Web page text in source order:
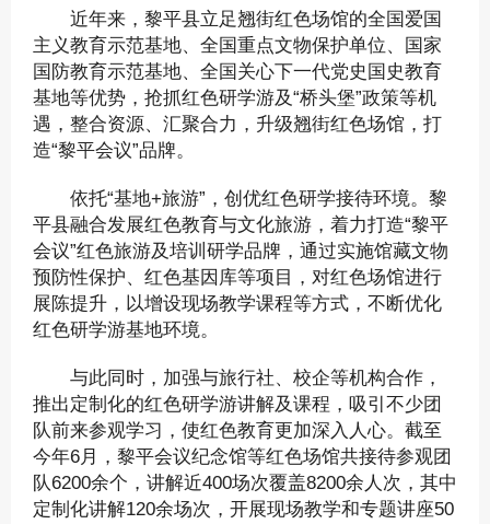
近年来，黎平县立足翘街红色场馆的全国爱国
主义教育示范基地、全国重点文物保护单位、国家
国防教育示范基地、全国关心下一代党史国史教育
基地等优势，抢抓红色研学游及“桥头堡”政策等机
遇，整合资源、汇聚合力，升级翘街红色场馆，打
造“黎平会议”品牌。
依托“基地+旅游”，创优红色研学接待环境。黎
平县融合发展红色教育与文化旅游，着力打造“黎平
会议”红色旅游及培训研学品牌，通过实施馆藏文物
预防性保护、红色基因库等项目，对红色场馆进行
展陈提升，以增设现场教学课程等方式，不断优化
红色研学游基地环境。
与此同时，加强与旅行社、校企等机构合作，
推出定制化的红色研学游讲解及课程，吸引不少团
队前来参观学习，使红色教育更加深入人心。截至
今年6月，黎平会议纪念馆等红色场馆共接待参观团
队6200余个，讲解近400场次覆盖8200余人次，其中
定制化讲解120余场次，开展现场教学和专题讲座50